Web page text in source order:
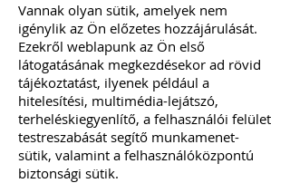
Vannak olyan sütik, amelyek nem
igénylik az Ön előzetes hozzájárulását.
Ezekről weblapunk az Ön első
látogatásának megkezdésekor ad rövid
tájékoztatást, ilyenek például a
hitelesítési, multimédia-lejátszó,
terheléskiegyenlítő, a felhasználói felület
testreszabását segítő munkamenet-
sütik, valamint a felhasználóközpontú
biztonsági sütik.